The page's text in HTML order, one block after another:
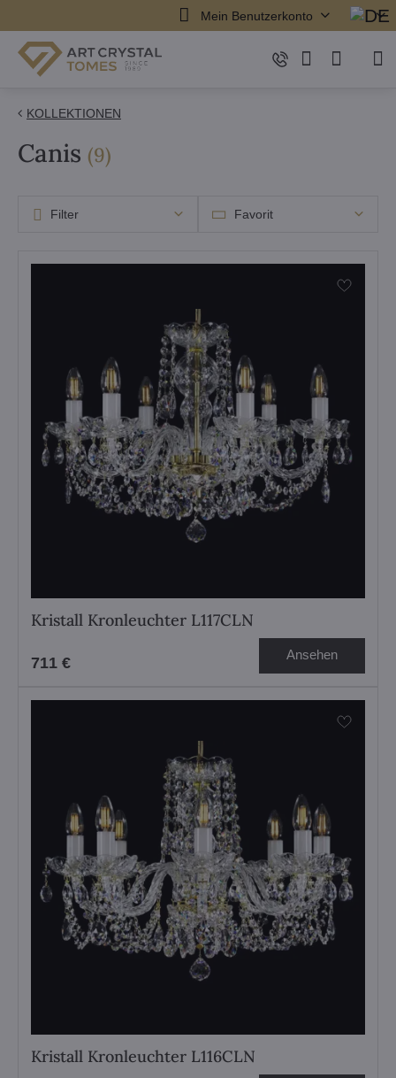
Mein Benutzerkonto
KOLLEKTIONEN
Canis (9Artikel
)
Favorit
Filter
Kristall Kronleuchter L117CLN
711 € Ansehen
Kristall Kronleuchter L116CLN